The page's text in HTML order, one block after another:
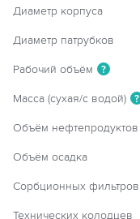
Диаметр корпуса
Диаметр патрубков
Рабочий объём ?
Масса (сухая/с водой) ?
Объём нефтепродуктов
Объём осадка
Сорбционных фильтров
Технических колодцев